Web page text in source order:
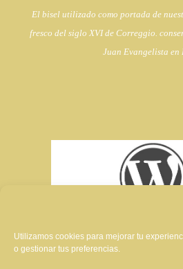
Utilizamos cookies para mejorar tu
o gestionar tus preferencias.
El bisel utilizado como portada de
fresco del siglo XVI de Correggio.
Juan Evangelista en